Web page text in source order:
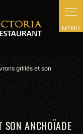
grillés et son
SON ANCHOÏADE